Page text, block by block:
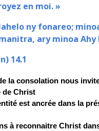
en moi. »
ny fonareo;
ary minoa Ahy
14.1
la consolation nous
de Christ
est ancrée dans la
à reconnaitre Christ